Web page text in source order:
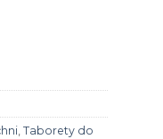
,Taborety do